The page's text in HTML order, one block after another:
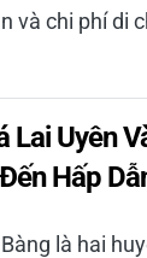
và chi phí di
Uyên
Hấp
là hai